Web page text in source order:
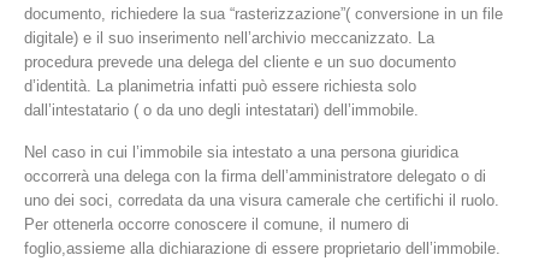
documento, richiedere la sua “rasterizzazione”( conversione in un file
digitale) e il suo inserimento nell’archivio meccanizzato. La
procedura prevede una delega del cliente e un suo documento
d’identità. La planimetria infatti può essere richiesta solo
dall’intestatario ( o da uno degli intestatari) dell’immobile.
Nel caso in cui l’immobile sia intestato a una persona giuridica
occorrerà una delega con la firma dell’amministratore delegato o di
uno dei soci, corredata da una visura camerale che certifichi il ruolo.
Per ottenerla occorre conoscere il comune, il numero di
foglio,assieme alla dichiarazione di essere proprietario dell’immobile.